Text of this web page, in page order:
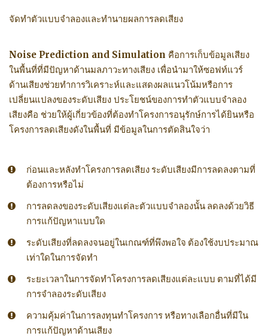
จัดทำตัวแบบจำลองและทำนายผลการลดเสียง
Noise Prediction and Simulation คือการเก็บข้อมูลเสียง
ในพื้นที่ที่มีปัญหาด้านมลภาวะทางเสียง เพื่อนำมาให้ซอฟท์แวร์
ด้านเสียงช่วยทำการวิเคราะห์และแสดงผลแนวโน้มหรือการ
เปลี่ยนแปลงของระดับเสียง ประโยชน์ของการทำตัวแบบจำลอง
เสียงคือ ช่วยให้ผู้เกี่ยวข้องที่ต้องทำโครงการอนุรักษ์การได้ยินหรือ
โครงการลดเสียงดังในพื้นที่ มีข้อมูลในการตัดสินใจว่า
ก่อนและหลังทำโครงการลดเสียง ระดับเสียงมีการลดลงตามที่
ต้องการหรือไม่
การลดลงของระดับเสียงแต่ละตัวแบบจำลองนั้น ลดลงด้วยวิธี
การแก้ปัญหาแบบใด
ระดับเสียงที่ลดลงจนอยู่ในเกณฑ์ที่พึงพอใจ ต้องใช้งบประมาณ
เท่าใดในการจัดทำ
ระยะเวลาในการจัดทำโครงการลดเสียงแต่ละแบบ ตามที่ได้มี
การจำลองระดับเสียง
ความคุ้มค่าในการลงทุนทำโครงการ หรือทางเลือกอื่นที่มีใน
การแก้ปัญหาด้านเสียง